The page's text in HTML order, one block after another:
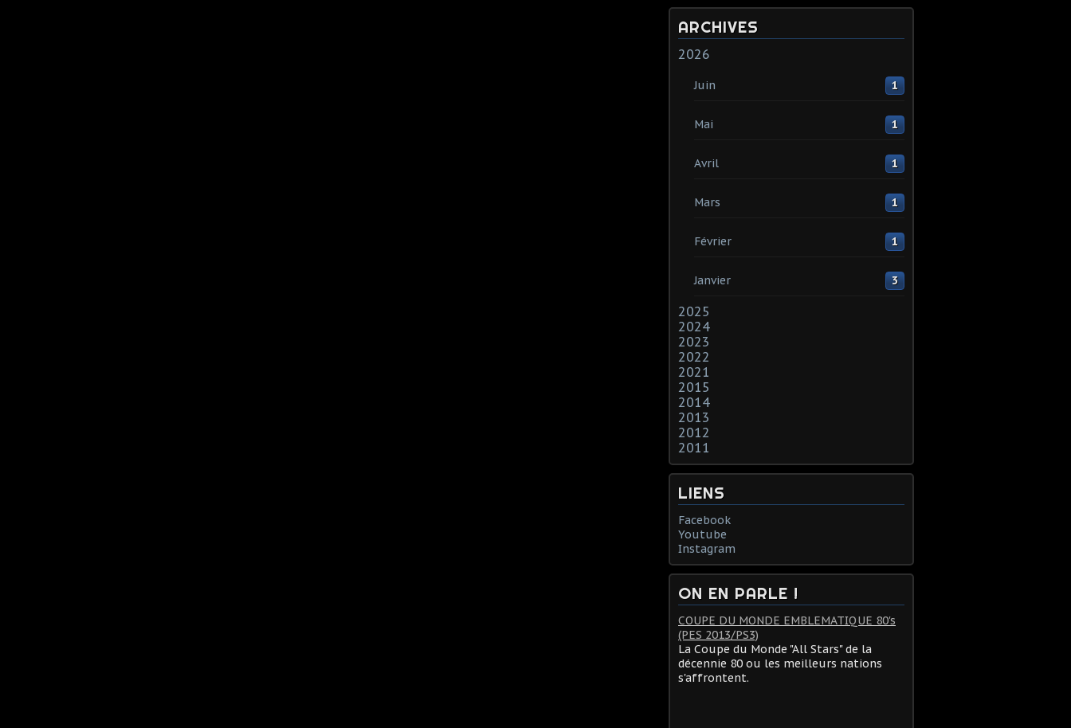
ARCHIVES
2026
Juin 1
Mai 1
Avril 1
Mars 1
Février 1
Janvier 3
2025
2024
2023
2022
2021
2015
2014
2013
2012
2011
LIENS
Facebook
Youtube
Instagram
ON EN PARLE !
COUPE DU MONDE EMBLEMATIQUE 80's
(PES 2013/PS3)
La Coupe du Monde "All Stars" de la
décennie 80 ou les meilleurs nations
s'affrontent.